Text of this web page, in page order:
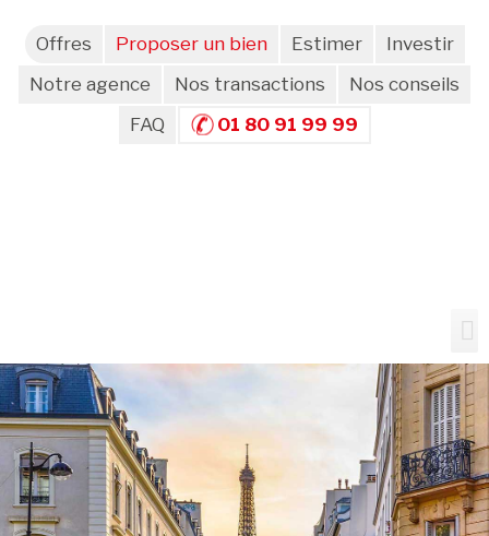
Offres Proposer un bien Estimer
Investir
Notre agence
Nos transactions
Nos conseils
FAQ
01 80 91 99 99